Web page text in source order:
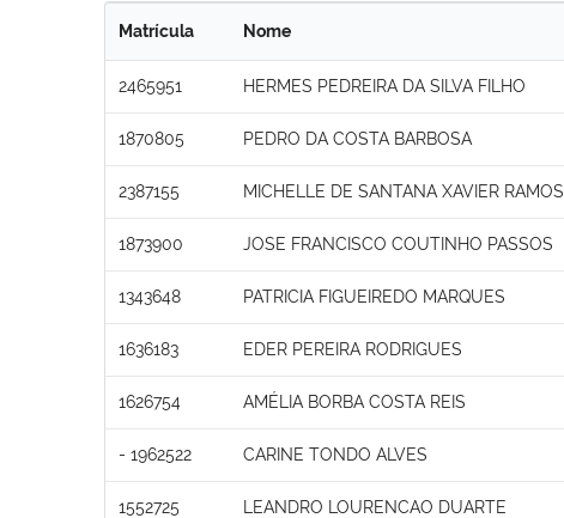
Matrícula Nome
2465951 HERMES PEDREIRA DA SILVA FILHO
1870805 PEDRO DA COSTA BARBOSA
2387155 MICHELLE DE SANTANA XAVIER RAMOS
1873900 JOSE FRANCISCO COUTINHO PASSOS
1343648 PATRICIA FIGUEIREDO MARQUES
1636183 EDER PEREIRA RODRIGUES
1626754 AMÉLIA BORBA COSTA REIS
- 1962522 CARINE TONDO ALVES
1552725 LEANDRO LOURENCAO DUARTE